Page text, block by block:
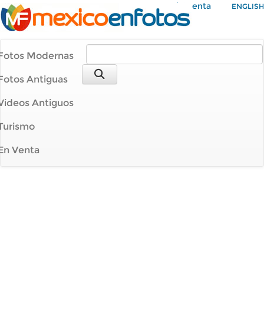
Mi Cuenta ENGLISH
Modernas
Antiguas
Antiguos
Venta